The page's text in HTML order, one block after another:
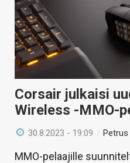
Corsair julkaisi
Wireless -MMO-
30.8.2023 - 19:09 /Petrus
MMO-pelaajille